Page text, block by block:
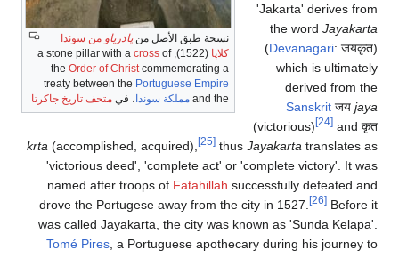
نسخة طبق الأصل منپادرياو من سوندا
كلاپا (1522), a stone pillar with a
cross of
the Order of Christcommemorating a
treaty between the Portuguese Empire
and the مملكة سوندا ، في متحف تاريخ جاكرتا
'Jakarta' derives from
the word Jayakarta
(Devanagari: जयकृत)
which is ultimately
derived from the
Sanskrit जय jaya
(victorious)
[24] and कृत
krta (accomplished, acquired), [25] thus Jayakarta translates as
'victorious deed', 'complete act' or 'complete victory'. It was
named after troops of Fatahillah successfully defeated and
drove the Portugese away from the city in 1527.
[26] Before it
was called Jayakarta, the city was known as 'Sunda Kelapa'.
Tomé Pires , a Portuguese apothecary during his journey to